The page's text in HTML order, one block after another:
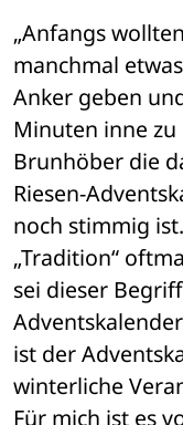
„Anfangs
manchmal
Anker geben
Minuten inne zu
Brunhöber die
Riesen-
noch stimmig
„Tradition“
sei dieser
ist der
winterliche
Für mich ist es